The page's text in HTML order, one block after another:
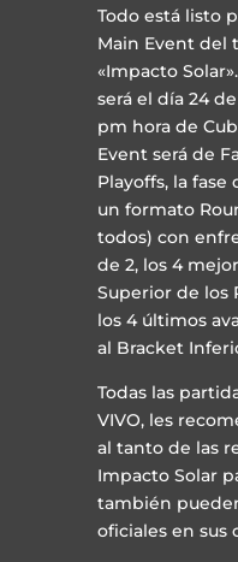
Todo está listo
Main Event del
«Impacto
será el día 24
pm hora de
Event será de
Playoffs, la fase
un formato
todos) con
de 2, los 4
Superior de los
los 4 últimos
al Bracket
Todas las
VIVO, les
al tanto de las
Impacto Solar
también
oficiales en sus